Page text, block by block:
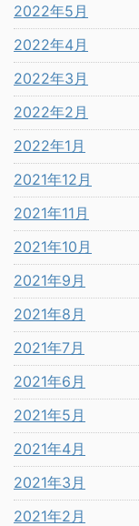
2022年5月
2022年4月
2022年3月
2022年2月
2022年1月
2021年12月
2021年11月
2021年10月
2021年9月
2021年8月
2021年7月
2021年6月
2021年5月
2021年4月
2021年3月
2021年2月